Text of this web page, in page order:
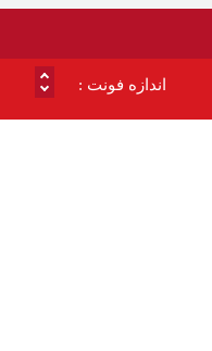
اندازه فونت :